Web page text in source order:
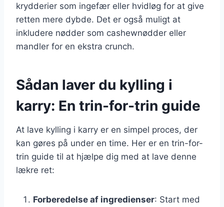
krydderier som ingefær eller hvidløg for at give
retten mere dybde. Det er også muligt at
inkludere nødder som cashewnødder eller
mandler for en ekstra crunch.
Sådan laver du kylling i
karry: En trin-for-trin guide
At lave kylling i karry er en simpel proces, der
kan gøres på under en time. Her er en trin-for-
trin guide til at hjælpe dig med at lave denne
lækre ret:
Forberedelse af ingredienser: Start med